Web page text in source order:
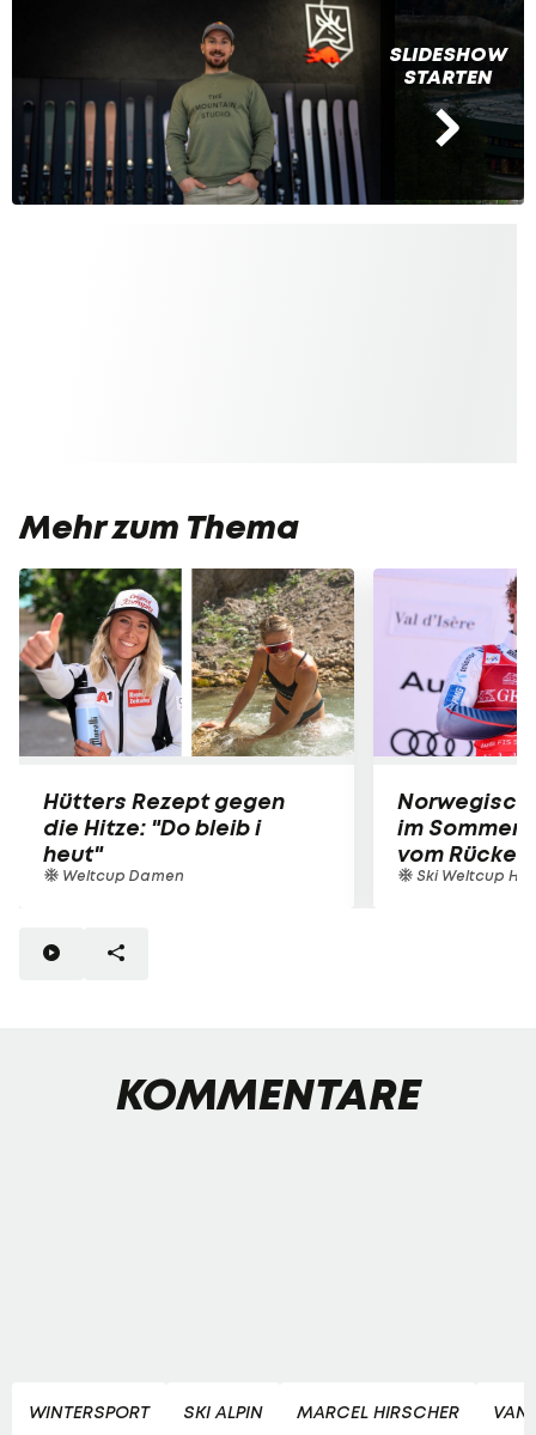
SLIDESHOW
STARTEN
Mehr zum Thema
Hütters Rezept gegen
die Hitze: "Do bleib i
heut"
Weltcup Damen
im Sommer-
vom
Ski Weltcup
KOMMENTARE
WINTERSPORT SKI ALPIN MARCEL HIRSCHER VAN